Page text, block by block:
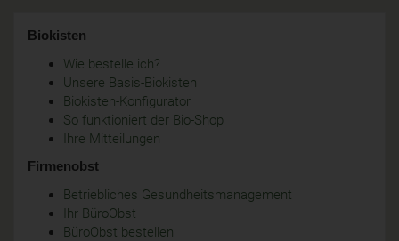
Biokisten
Wie bestelle ich?
Unsere Basis-Biokisten
Biokisten-Konfigurator
So funktioniert der Bio-Shop
Ihre Mitteilungen
Firmenobst
Betriebliches Gesundheitsmanagement
Ihr BüroObst
BüroObst bestellen